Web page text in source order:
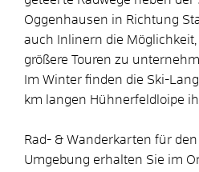
Oggenhausen in Richtung
auch Inlinern die
größere Touren zu
Im Winter finden die Ski-
km langen Hühnerfeldloipe
Rad- & Wanderkarten für
Umgebung erhalten Sie im